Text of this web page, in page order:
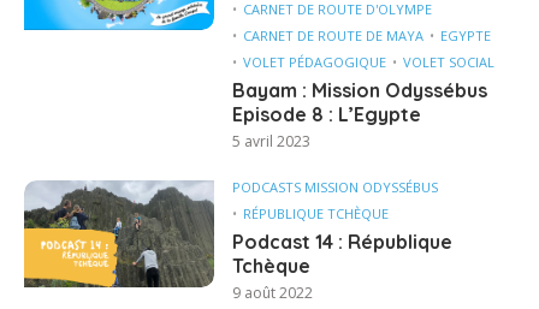
CARNET DE ROUTE D'OLYMPE
CARNET DE ROUTE DE MAYA
EGYPTE
VOLET PÉDAGOGIQUE
VOLET SOCIAL
Bayam : Mission Odyssébus
Episode 8 : L’Egypte
5 avril 2023
PODCASTS MISSION ODYSSÉBUS
RÉPUBLIQUE TCHÈQUE
Podcast 14 : République
Tchèque
9 août 2022